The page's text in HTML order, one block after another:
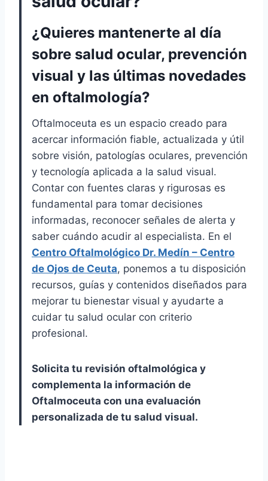
¿Quieres mantenerte al día
sobre salud ocular, prevención
visual y las últimas novedades
en oftalmología?
Oftalmoceuta es un espacio creado para
acercar información fiable, actualizada y útil
sobre visión, patologías oculares, prevención
y tecnología aplicada a la salud visual.
Contar con fuentes claras y rigurosas es
fundamental para tomar decisiones
informadas, reconocer señales de alerta y
saber cuándo acudir al especialista. En el
Centro Oftalmológico Dr. Medín – Centro
de Ojos de Ceuta, ponemos a tu disposición
recursos, guías y contenidos diseñados para
mejorar tu bienestar visual y ayudarte a
cuidar tu salud ocular con criterio
profesional.
Solicita tu revisión oftalmológica y
complementa la información de
Oftalmoceuta con una evaluación
personalizada de tu salud visual.